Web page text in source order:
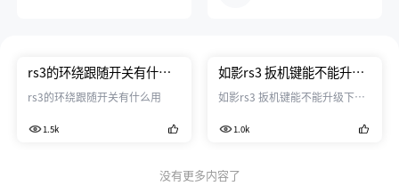
rs3的环绕跟随开关有什么
用
rs3的环绕跟随开关有什么用
1.5k
如影rs3 扳机键能不能升级
下可以设置录像
如影rs3 扳机键能不能升级下自
1.0k
没有更多内容了